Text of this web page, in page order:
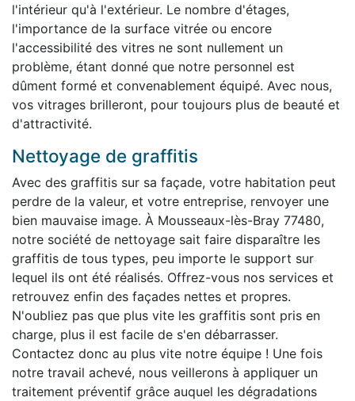
l'intérieur qu'à l'extérieur. Le nombre d'étages,
l'importance de la surface vitrée ou encore
l'accessibilité des vitres ne sont nullement un
problème, étant donné que notre personnel est
dûment formé et convenablement équipé. Avec nous,
vos vitrages brilleront, pour toujours plus de beauté et
d'attractivité.
Nettoyage de graffitis
Avec des graffitis sur sa façade, votre habitation peut
perdre de la valeur, et votre entreprise, renvoyer une
bien mauvaise image. À Mousseaux-lès-Bray 77480,
notre société de nettoyage sait faire disparaître les
graffitis de tous types, peu importe le support sur
lequel ils ont été réalisés. Offrez-vous nos services et
retrouvez enfin des façades nettes et propres.
N'oubliez pas que plus vite les graffitis sont pris en
charge, plus il est facile de s'en débarrasser.
Contactez donc au plus vite notre équipe ! Une fois
notre travail achevé, nous veillerons à appliquer un
traitement préventif grâce auquel les dégradations